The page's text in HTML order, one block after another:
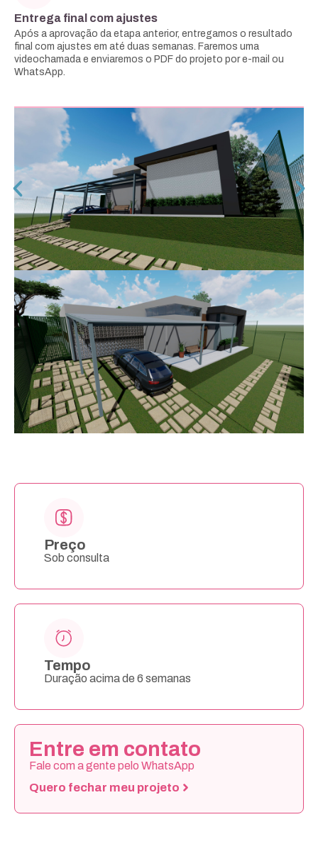
Entrega final com ajustes
Após a aprovação da etapa anterior, entregamos o resultado
final com ajustes em até duas semanas. Faremos uma
videochamada e enviaremos o PDF do projeto por e-mail ou
WhatsApp.
Preço
Sob consulta
Tempo
Duração acima de 6 semanas
Entre em contato
Fale com a gente pelo WhatsApp
Quero fechar meu projeto